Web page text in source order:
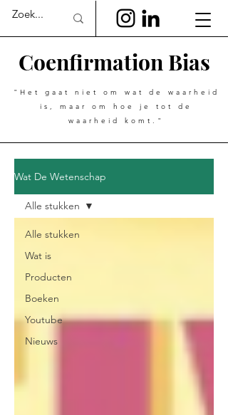
Coenfirmation Bias
"Het gaat niet om wat de waarheid
is, maar om hoe je tot de
waarheid komt."
Wat De Wetenschap
Alle stukken
Wat is
Producten
Boeken
Youtube
Nieuws
Alle stukken